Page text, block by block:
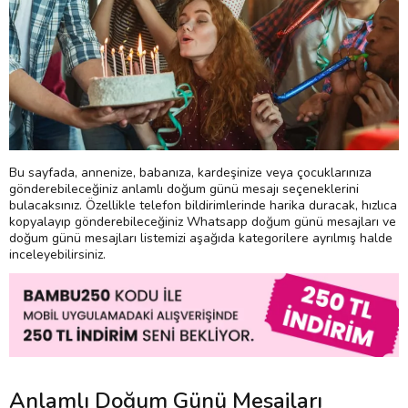
Bu sayfada, annenize, babanıza, kardeşinize veya çocuklarınıza
gönderebileceğiniz anlamlı doğum günü mesajı seçeneklerini
bulacaksınız. Özellikle telefon bildirimlerinde harika duracak, hızlıca
kopyalayıp gönderebileceğiniz Whatsapp doğum günü mesajları ve
doğum günü mesajları listemizi aşağıda kategorilere ayrılmış halde
inceleyebilirsiniz.
Anlamlı Doğum Günü Mesajları